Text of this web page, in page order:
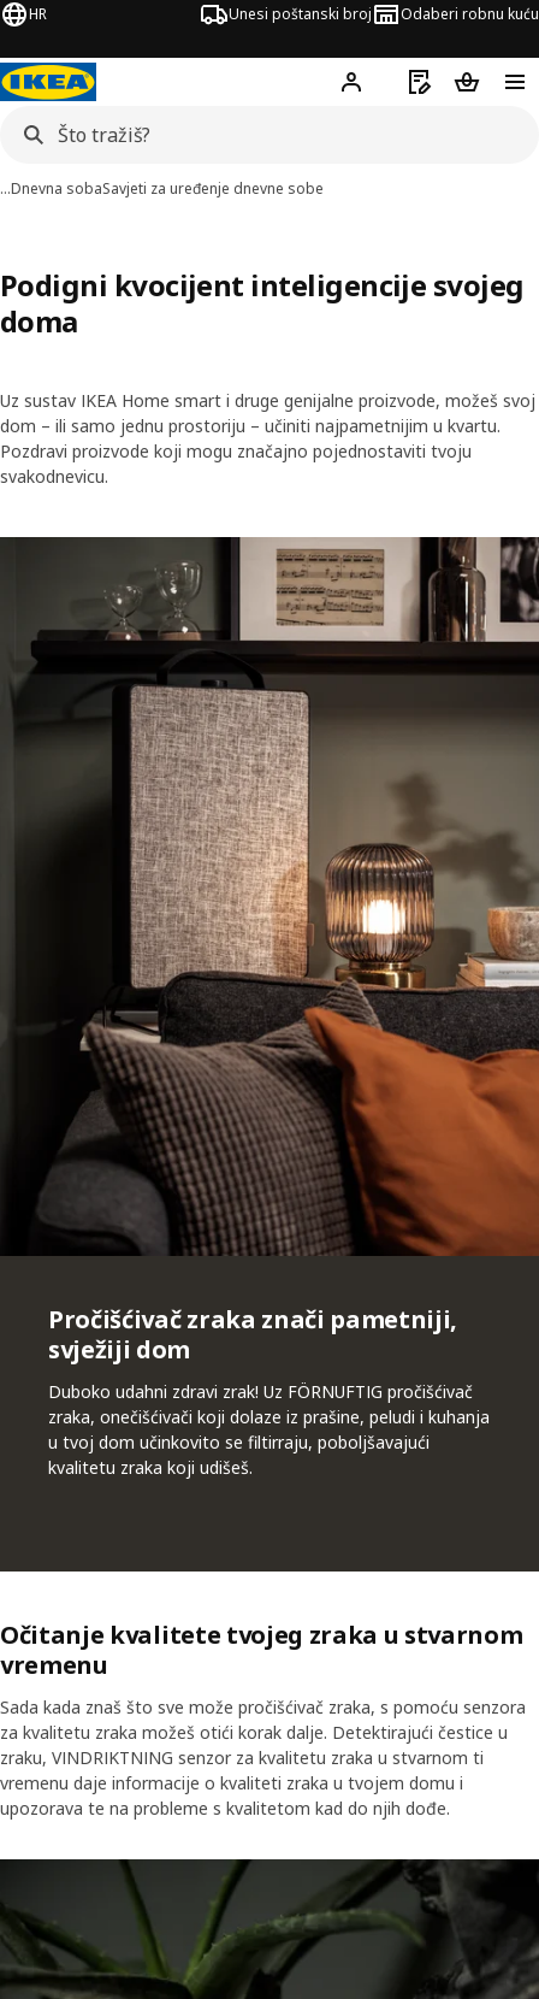
HR Unesi poštanski broj Odaberi robnu kuću
Hej! Prijavi se
Popis zaKošarica
…Dnevna sobaSavjeti za uređenje dnevne sobe
Podigni kvocijent inteligencije svojeg
doma
Uz sustav IKEA Home smart i druge genijalne proizvode, možeš svoj
dom – ili samo jednu prostoriju – učiniti najpametnijim u kvartu.
Pozdravi proizvode koji mogu značajno pojednostaviti tvoju
svakodnevicu.
Pročišćivač zraka znači pametniji,
svježiji dom
Duboko udahni zdravi zrak! Uz FÖRNUFTIG pročišćivač
zraka, onečišćivači koji dolaze iz prašine, peludi i kuhanja
u tvoj dom učinkovito se filtirraju, poboljšavajući
kvalitetu zraka koji udišeš.
Očitanje kvalitete tvojeg zraka u stvarnom
vremenu
Sada kada znaš što sve može pročišćivač zraka, s pomoću senzora
za kvalitetu zraka možeš otići korak dalje. Detektirajući čestice u
zraku, VINDRIKTNING senzor za kvalitetu zraka u stvarnom ti
vremenu daje informacije o kvaliteti zraka u tvojem domu i
upozorava te na probleme s kvalitetom kad do njih dođe.